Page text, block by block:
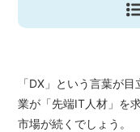
「DX」という言葉が
業が「先端IT人材」を
市場が続くでしょう。